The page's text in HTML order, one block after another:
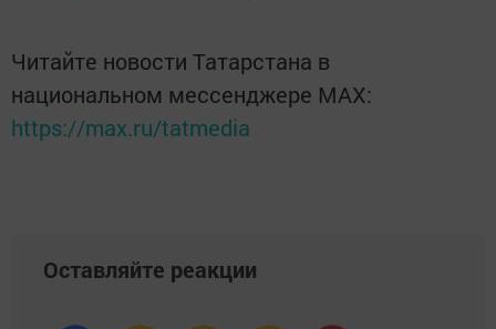
Читайте новости Татарстана в
национальном мессенджере MАХ:
https://max.ru/tatmedia
Оставляйте реакции